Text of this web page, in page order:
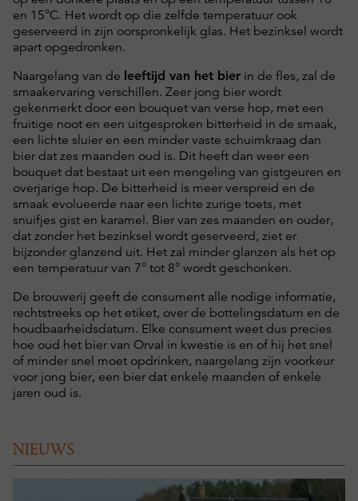
en 15°C. Het wordt op die zelfde temperatuur ook
geserveerd in zijn oorspronkelijk glas. Het bezinksel wordt
apart opgedronken.
Naargelang van de leeftijd van het bier in de fles, zal de
smaakervaring verschillen. Zeer jong bier wordt
gekenmerkt door een bouquet van verse hop, met een
fruitige noot en een uitgesproken bitterheid in de smaak,
een lichte sluier en een minder vaste schuimkraag dan
bier dat zes maanden oud is. Dit heeft dan weer een
bouquet dat bestaat uit een mengeling van gistgeuren en
overjarige hop. De bitterheid is meer verspreid en de
smaak evolueerde naar een lichte zurige toets, met
snuifjes gist en karamel. Bier van zes maanden en ouder,
dat zonder het bezinksel wordt geserveerd, ziet er
bijzonder glanzend uit. Het zal minder glanzen als het op
een temperatuur van 7° tot 8° wordt geschonken.
De brouwerij geeft de consument alle nodige informatie,
rechtstreeks op het etiket, over de bottelingsdatum en de
houdbaarheidsdatum. Elke consument weet dus precies
hoe oud het bier van Orval in kwestie is en of hij het snel
of minder snel moet opdrinken, naargelang zijn voorkeur
voor jong bier, een bier dat enkele maanden of enkele
jaren oud is.
NIEUWS